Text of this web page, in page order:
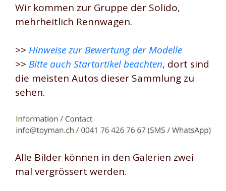
Wir kommen zur Gruppe der Solido,
mehrheitlich Rennwagen.
>> Hinweise zur Bewertung der Modelle
>> Bitte auch Startartikel beachten, dort sind
die meisten Autos dieser Sammlung zu
sehen.
Alle Bilder können in den Galerien zwei
mal vergrössert werden.